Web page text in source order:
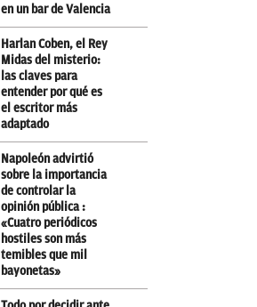
en un bar de Valencia
Harlan Coben, el Rey
Midas del misterio:
las claves para
entender por qué es
el escritor más
adaptado
Napoleón advirtió
sobre la importancia
de controlar la
opinión pública :
«Cuatro periódicos
hostiles son más
temibles que mil
bayonetas»